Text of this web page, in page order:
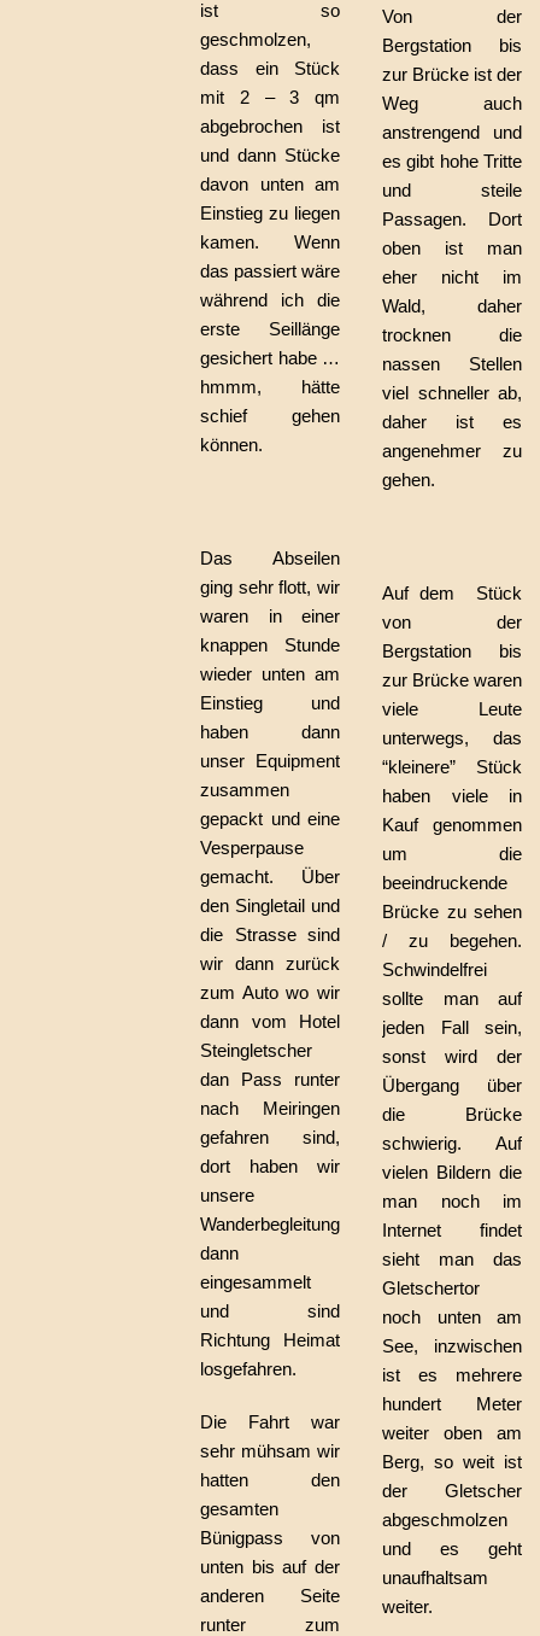
ist so
geschmolzen,
dass ein Stück
mit 2 – 3 qm
abgebrochen ist
und dann Stücke
davon unten am
Einstieg zu liegen
kamen. Wenn
das passiert wäre
während ich die
erste Seillänge
gesichert habe …
hmmm, hätte
schief gehen
können.
Das Abseilen
ging sehr flott, wir
waren in einer
knappen Stunde
wieder unten am
Einstieg und
haben dann
unser Equipment
zusammen
gepackt und eine
Vesperpause
gemacht. Über
den Singletail und
die Strasse sind
wir dann zurück
zum Auto wo wir
dann vom Hotel
Steingletscher
dan Pass runter
nach Meiringen
gefahren sind,
dort haben wir
unsere
Wanderbegleitung
dann
eingesammelt
und sind
Richtung Heimat
losgefahren.
Die Fahrt war
sehr mühsam wir
hatten den
gesamten
Bünigpass von
unten bis auf der
anderen Seite
runter zum
Von der
Bergstation bis
zur Brücke ist der
Weg auch
anstrengend und
es gibt hohe Tritte
und steile
Passagen. Dort
oben ist man
eher nicht im
Wald, daher
trocknen die
nassen Stellen
viel schneller ab,
daher ist es
angenehmer zu
gehen.
Auf dem Stück
von der
Bergstation bis
zur Brücke waren
viele Leute
unterwegs, das
“kleinere” Stück
haben viele in
Kauf genommen
um die
beeindruckende
Brücke zu sehen
/ zu begehen.
Schwindelfrei
sollte man auf
jeden Fall sein,
sonst wird der
Übergang über
die Brücke
schwierig. Auf
vielen Bildern die
man noch im
Internet findet
sieht man das
Gletschertor
noch unten am
See, inzwischen
ist es mehrere
hundert Meter
weiter oben am
Berg, so weit ist
der Gletscher
abgeschmolzen
und es geht
unaufhaltsam
weiter.